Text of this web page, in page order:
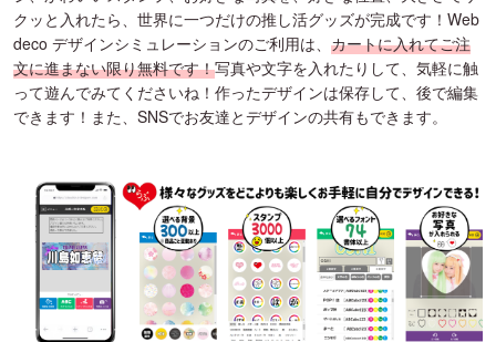
クッと入れたら、世界に一つだけの推し活グッズが完成です！Web
deco デザインシミュレーションのご利用は、 カートに入れてご注
文に進まない限り無料です！写真や文字を入れたりして、気軽に触
って遊んでみてくださいね！作ったデザインは保存して、後で編集
できます！また、SNSでお友達とデザインの共有もできます。